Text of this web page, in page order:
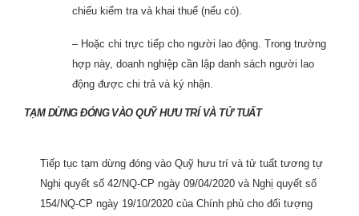
chiếu kiểm tra và khai thuế (nếu có).
– Hoặc chi trực tiếp cho người lao động. Trong trường
hợp này, doanh nghiệp cần lập danh sách người lao
động được chi trả và ký nhận.
TẠM DỪNG ĐÓNG VÀO QUỸ HƯU TRÍ VÀ TỬ TUẤT
Tiếp tục tạm dừng đóng vào Quỹ hưu trí và tử tuất tương tự
Nghị quyết số 42/NQ-CP ngày 09/04/2020 và Nghị quyết số
154/NQ-CP ngày 19/10/2020 của Chính phủ cho đối tượng